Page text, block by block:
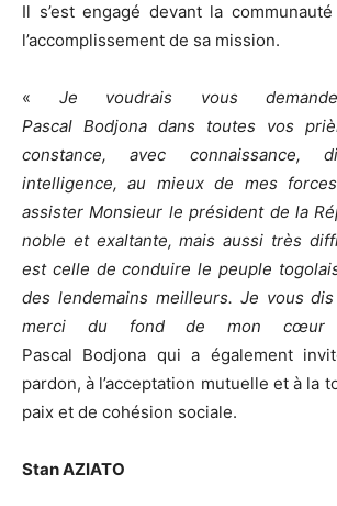
Il s’est engagé devant la
l’accomplissement de sa mission.
« Je voudrais vous
Pascal Bodjona dans toutes vos
constance, avec connaissance,
intelligence, au mieux de mes
assister Monsieur le président de la
noble et exaltante, mais aussi très
est celle de conduire le peuple
des lendemains meilleurs. Je vous
merci du fond de mon cœur
Pascal Bodjona qui a également
pardon, à l’acceptation mutuelle et à la
paix et de cohésion sociale.
Stan AZIATO